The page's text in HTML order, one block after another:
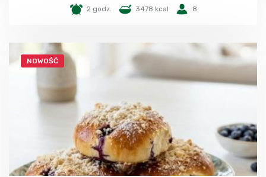
2 godz. 3478 kcal 8
NOWOŚĆ